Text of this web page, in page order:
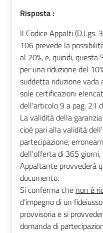
Risposta :
Il Codice Appalti
106 prevede la
al 20%, e, quindi,
per una riduzione del
suddetta riduzione vada
sole certificazioni
dell'articolo 9 a pag. 21
La validità della
cioè pari alla validità
partecipazione,
dell'offerta di 365
Appaltante provvederà
documento.
Si conferma che non è
d'impegno di un
provvisoria e si
domanda di